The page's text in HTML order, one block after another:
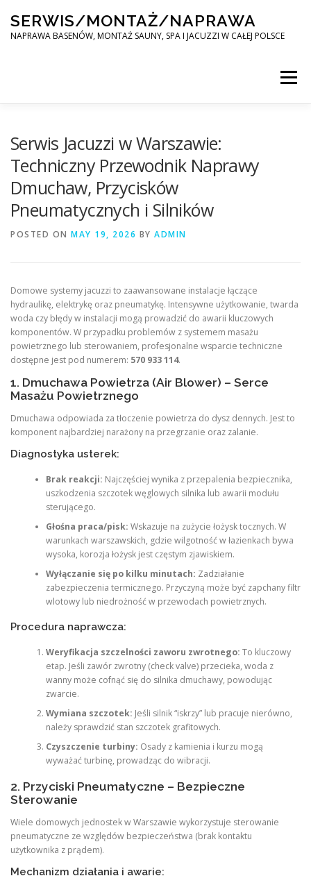
content
SERWIS/MONTAŻ/NAPRAWA
NAPRAWA BASENÓW, MONTAŻ SAUNY, SPA I JACUZZI W CAŁEJ POLSCE
Menu
MONTAŻ SAUNY, SPA, JACUZI W CAŁEJ POLSCE
KONTAKT
Serwis Jacuzzi w Warszawie:
Techniczny Przewodnik Naprawy
Dmuchaw, Przycisków
Pneumatycznych i Silników
POSTED ON MAY 19, 2026 BY ADMIN
Domowe systemy jacuzzi to zaawansowane instalacje łączące
hydraulikę, elektrykę oraz pneumatykę. Intensywne użytkowanie, twarda
woda czy błędy w instalacji mogą prowadzić do awarii kluczowych
komponentów. W przypadku problemów z systemem masażu
powietrznego lub sterowaniem, profesjonalne wsparcie techniczne
dostępne jest pod numerem: 570 933 114.
1. Dmuchawa Powietrza (Air Blower) – Serce
Masażu Powietrznego
Dmuchawa odpowiada za tłoczenie powietrza do dysz dennych. Jest to
komponent najbardziej narażony na przegrzanie oraz zalanie.
Diagnostyka usterek:
Brak reakcji: Najczęściej wynika z przepalenia bezpiecznika,
uszkodzenia szczotek węglowych silnika lub awarii modułu
sterującego.
Głośna praca/pisk: Wskazuje na zużycie łożysk tocznych. W
warunkach warszawskich, gdzie wilgotność w łazienkach bywa
wysoka, korozja łożysk jest częstym zjawiskiem.
Wyłączanie się po kilku minutach: Zadziałanie
zabezpieczenia termicznego. Przyczyną może być zapchany filtr
wlotowy lub niedrożność w przewodach powietrznych.
Procedura naprawcza:
Weryfikacja szczelności zaworu zwrotnego: To kluczowy
etap. Jeśli zawór zwrotny (check valve) przecieka, woda z
wanny może cofnąć się do silnika dmuchawy, powodując
zwarcie.
Wymiana szczotek: Jeśli silnik “iskrzy” lub pracuje nierówno,
należy sprawdzić stan szczotek grafitowych.
Czyszczenie turbiny: Osady z kamienia i kurzu mogą
wyważać turbinę, prowadząc do wibracji.
2. Przyciski Pneumatyczne – Bezpieczne
Sterowanie
Wiele domowych jednostek w Warszawie wykorzystuje sterowanie
pneumatyczne ze względów bezpieczeństwa (brak kontaktu
użytkownika z prądem).
Mechanizm działania i awarie: